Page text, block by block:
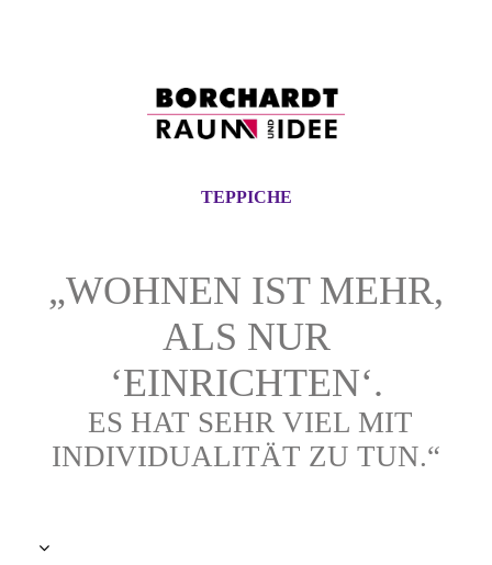
TEPPICHE
„WOHNEN IST MEHR,
ALS NUR
‘EINRICHTEN‘.
ES HAT SEHR VIEL MIT
INDIVIDUALITÄT ZU TUN.“